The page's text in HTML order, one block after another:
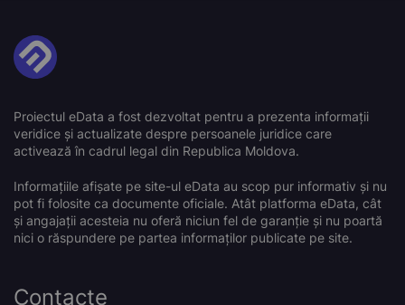
Proiectul eData a fost dezvoltat pentru a prezenta informații
veridice și actualizate despre persoanele juridice care
activează în cadrul legal din Republica Moldova.
Informațiile afișate pe site-ul eData au scop pur informativ și nu
pot fi folosite ca documente oficiale. Atât platforma eData, cât
și angajații acesteia nu oferă niciun fel de garanție și nu poartă
nici o răspundere pe partea informaților publicate pe site.
Contacte